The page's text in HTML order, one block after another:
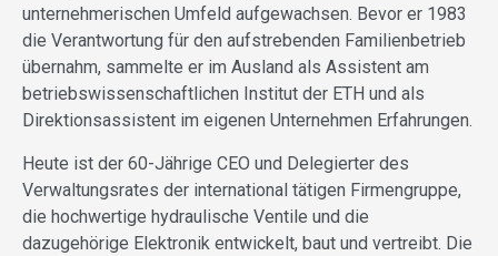
unternehme­rischen Umfeld aufgewachsen. Bevor er 1983
die Verantwortung für den ­aufstrebenden Familienbetrieb
übernahm, sammelte er im Ausland als Assistent am
betriebswissenschaftlichen Institut der ETH und als
Direktionsassistent im eigenen Unternehmen Erfahrungen.
Heute ist der 60-Jährige CEO und Delegierter des
Verwaltungsrates der international tätigen Firmengruppe,
die hochwertige hydraulische Ventile und die
dazugehörige Elektronik entwickelt, baut und vertreibt. Die